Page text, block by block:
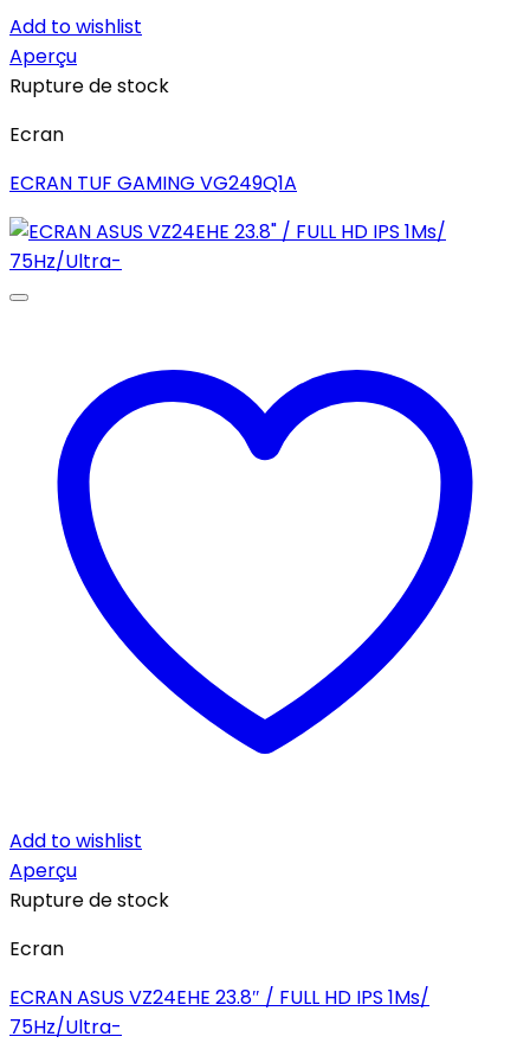
Add to wishlist
Aperçu
Rupture de stock
Ecran
ECRAN TUF GAMING VG249Q1A
Add to wishlist
Aperçu
Rupture de stock
Ecran
ECRAN ASUS VZ24EHE 23.8″ / FULL HD IPS 1Ms/
75Hz/Ultra-